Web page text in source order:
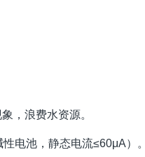
，浪费水资源。
电池，静态电流≤60μA）。